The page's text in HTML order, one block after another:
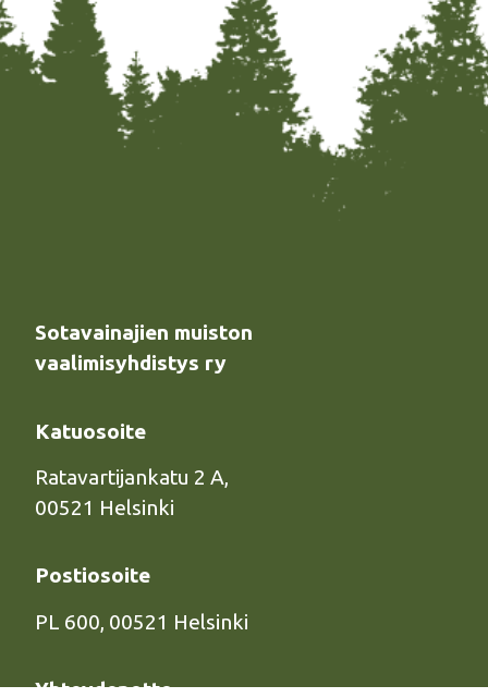
Sotavainajien muiston
vaalimisyhdistys ry
Katuosoite
Ratavartijankatu 2 A,
00521 Helsinki
Postiosoite
PL 600, 00521 Helsinki
Yhteydenotto